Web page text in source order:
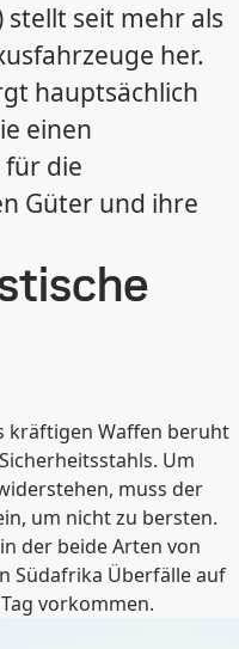
stellt seit mehr als
her.
hauptsächlich
einen
für die
Güter und ihre
kräftigen Waffen beruht
Um
muss der
um nicht zu bersten.
der beide Arten von
Südafrika Überfälle auf
vorkommen.